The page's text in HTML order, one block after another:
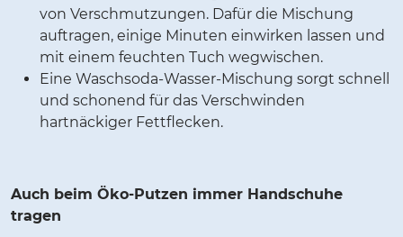
von Verschmutzungen. Dafür die Mischung
auftragen, einige Minuten einwirken lassen und
mit einem feuchten Tuch wegwischen.
Eine Waschsoda-Wasser-Mischung sorgt schnell
und schonend für das Verschwinden
hartnäckiger Fettflecken.
Auch beim Öko-Putzen immer Handschuhe
tragen